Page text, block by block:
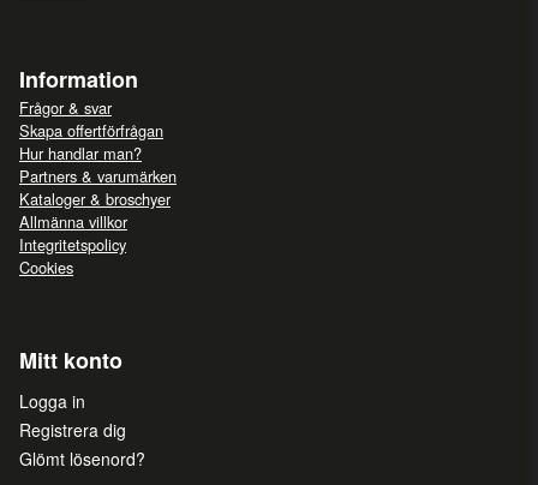
Information
Frågor & svar
Skapa offertförfrågan
Hur handlar man?
Partners & varumärken
Kataloger & broschyer
Allmänna villkor
Integritetspolicy
Cookies
Mitt konto
Logga in
Registrera dig
Glömt lösenord?